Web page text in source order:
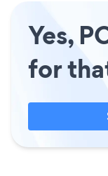
Yes,
for